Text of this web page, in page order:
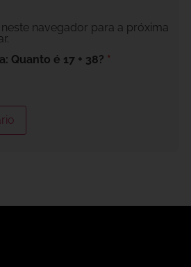
navegador para a próxima
Quanto é 17 + 38? *